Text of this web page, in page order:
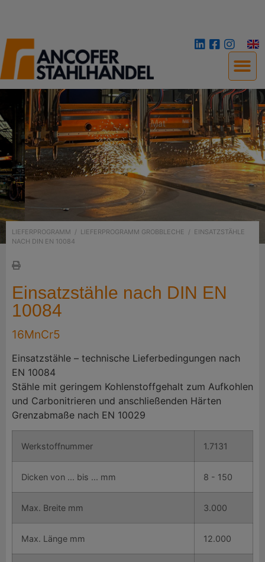
LIEFERPROGRAMM / LIEFERPROGRAMM GROBBLECHE / EINSATZSTÄHLE
NACH DIN EN 10084
Einsatzstähle nach DIN EN
10084
16MnCr5
Einsatzstähle – technische Lieferbedingungen nach
EN 10084
Stähle mit geringem Kohlenstoffgehalt zum Aufkohlen
und Carbonitrieren und anschließenden Härten
Grenzabmaße nach EN 10029
Werkstoffnummer 1.7131
Dicken von ... bis ... mm 8 - 150
Max. Breite mm 3.000
Max. Länge mm 12.000